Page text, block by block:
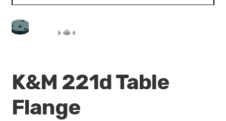
K&M 221d Table
Flange